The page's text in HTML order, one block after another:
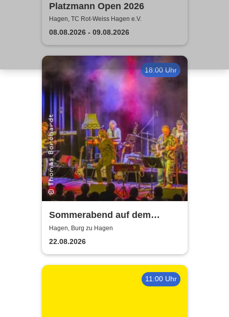
Platzmann Open 2026
Hagen, TC Rot-Weiss Hagen e.V.
08.08.2026 - 09.08.2026
18:00 Uhr
Sommerabend auf dem
Burghof - mit der Band Hagen
Allstars
Hagen, Burg zu Hagen
22.08.2026
11:00 Uhr